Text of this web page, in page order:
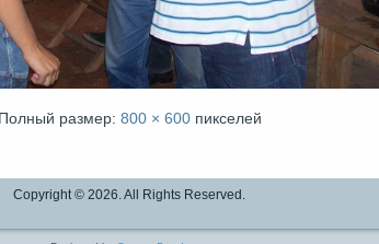
Полный размер: 800 × 600пикселей
Copyright © 2026. All Rights Reserved.